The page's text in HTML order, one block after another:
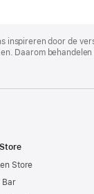
inspireren door de
Daarom
Store
Bar